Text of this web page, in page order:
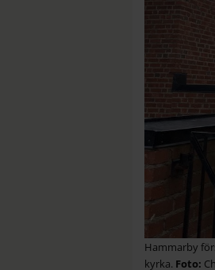
Hammarby
kyrka.